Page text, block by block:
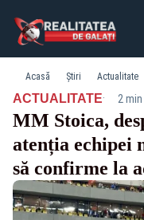
Acasă Știri Actualitate
ACTUALITATE· 2
MM Stoica,
atenția echipei
să confirme la